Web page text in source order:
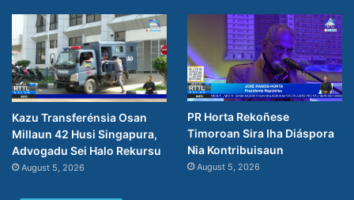
Kazu Transferénsia Osan
Millaun 42 Husi Singapura,
Advogadu Sei Halo Rekursu
August 5, 2026
PR Horta Rekoñese
Timoroan Sira Iha Diáspora
Nia Kontribuisaun
August 5, 2026